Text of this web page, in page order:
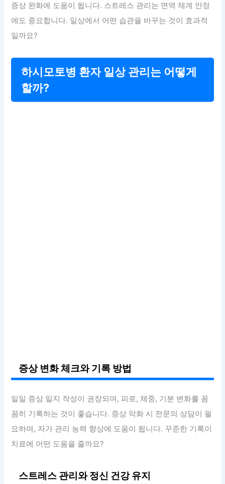
증상 완화에 도움이 됩니다. 스트레스 관리는 면역 체계 안정
에도 중요합니다. 일상에서 어떤 습관을 바꾸는 것이 효과적
일까요?
하시모토병 환자 일상 관리는 어떻게
할까?
증상 변화 체크와 기록 방법
일일 증상 일지 작성이 권장되며, 피로, 체중, 기분 변화를 꼼
꼼히 기록하는 것이 좋습니다. 증상 악화 시 전문의 상담이 필
요하며, 자가 관리 능력 향상에 도움이 됩니다. 꾸준한 기록이
치료에 어떤 도움을 줄까요?
스트레스 관리와 정신 건강 유지